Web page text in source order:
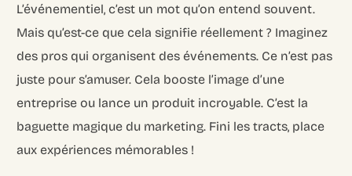
L’événementiel, c’est un mot qu’on entend souvent.
Mais qu’est-ce que cela signifie réellement ? Imaginez
des pros qui organisent des événements. Ce n’est pas
juste pour s’amuser. Cela booste l’image d’une
entreprise ou lance un produit incroyable. C’est la
baguette magique du marketing. Fini les tracts, place
aux expériences mémorables !